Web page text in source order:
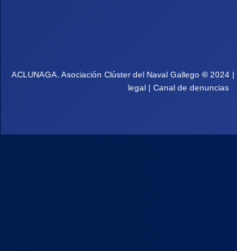
ACLUNAGA. Asociación Clúster del Naval Gallego ©2024 |
legal
Canal de denuncias